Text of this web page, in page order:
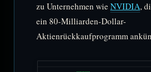
zu Unternehmen wie NVIDIA,
ein 80-Milliarden-Dollar-
Aktienrückkaufprogramm